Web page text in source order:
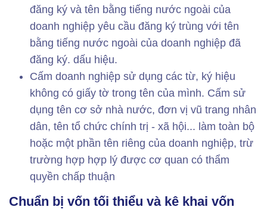
đăng ký và tên bằng tiếng nước ngoài của
doanh nghiệp yêu cầu đăng ký trùng với tên
bằng tiếng nước ngoài của doanh nghiệp đã
đăng ký. dấu hiệu.
Cấm doanh nghiệp sử dụng các từ, ký hiệu
không có giấy tờ trong tên của mình. Cấm sử
dụng tên cơ sở nhà nước, đơn vị vũ trang nhân
dân, tên tổ chức chính trị - xã hội... làm toàn bộ
hoặc một phần tên riêng của doanh nghiệp, trừ
trường hợp hợp lý được cơ quan có thẩm
quyền chấp thuận
Chuẩn bị vốn tối thiểu và kê khai vốn